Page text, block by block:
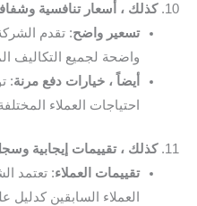
10. كذلك ، أسعار تنافسية
تسعير واضح: تقدم
واضحة لجميع التكاليف
أيضاً ، خيارات دفع مرنة:
احتياجات العملاء
11. كذلك ، تقييمات إيجابية
تقييمات العملاء: تعتمد
العملاء السابقين